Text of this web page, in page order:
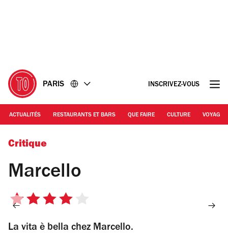
PARIS INSCRIVEZ-VOUS
ACTUALITÉS RESTAURANTS ET BARS QUE FAIRE CULTURE VOYAGE
© EP
Critique
Marcello
4
5
La vita è bella chez Marcello.